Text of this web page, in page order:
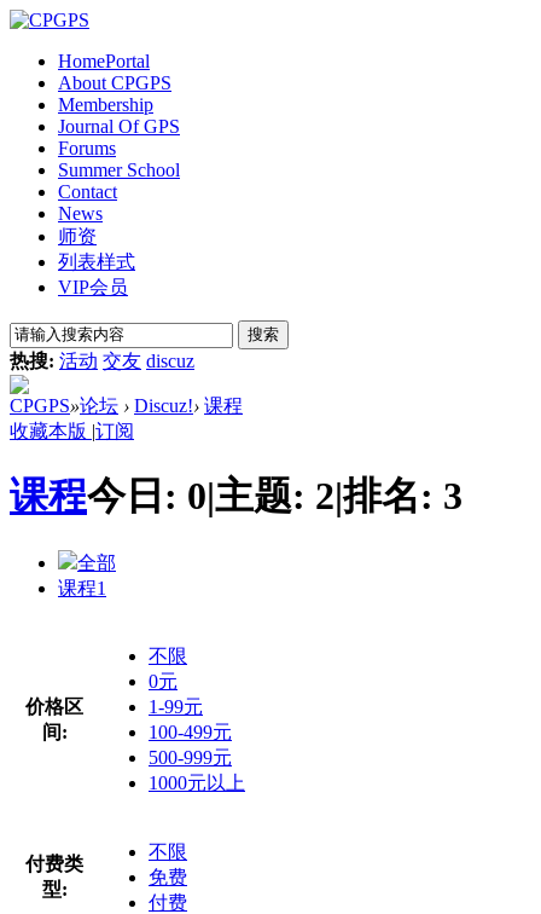
HomePortal
About CPGPS
Membership
Journal Of GPS
Forums
Summer School
Contact
News
师资
列表样式
VIP会员
搜索
热搜: 活动 交友 discuz
CPGPS»论坛 › Discuz!› 课程
收藏本版 |订阅
课程今日: 0|主题: 2|排名: 3
全部
课程1
价格区
间:
不限
0元
1-99元
100-499元
500-999元
1000元以上
付费类
型:
不限
免费
付费